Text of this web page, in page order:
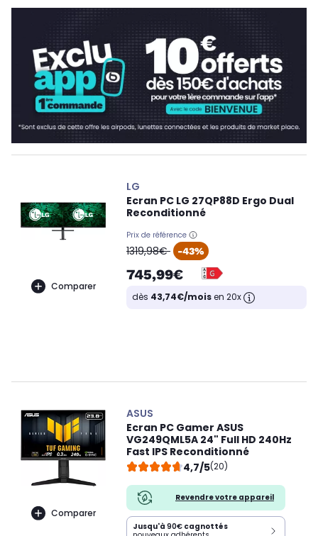
Comparer
LG
Ecran PC LG 27QP88D Ergo Dual
Reconditionné
Prix de référence
oldPrice
1319,98€ -43%
745,99€
dès 43,74€/moisen 20x
Comparer
ASUS
Ecran PC Gamer ASUS
VG249QML5A 24" Full HD 240Hz
Fast IPS Reconditionné
4,7/5(20)
Revendre votre appareil
Jusqu'à 90€ cagnottés